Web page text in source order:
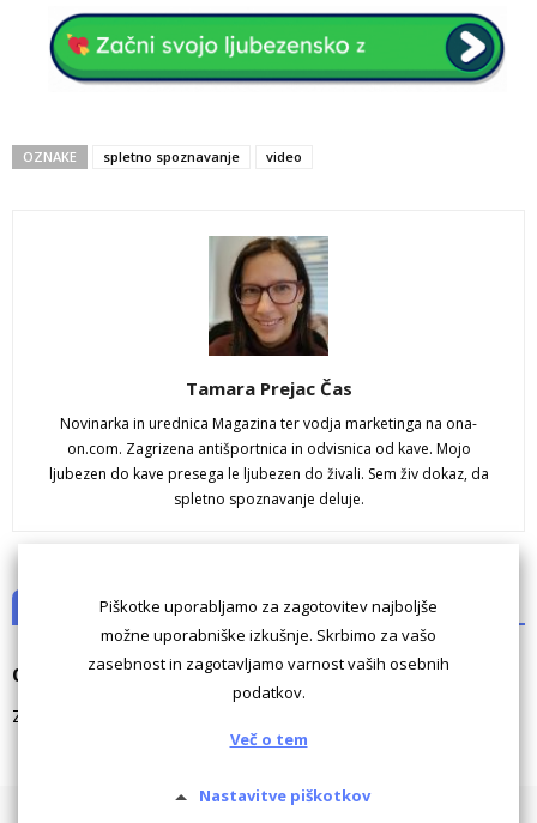
OZNAKE spletno spoznavanje video
Tamara Prejac Čas
Novinarka in urednica Magazina ter vodja marketinga na ona-
on.com. Zagrizena antišportnica in odvisnica od kave. Mojo
ljubezen do kave presega le ljubezen do živali. Sem živ dokaz, da
spletno spoznavanje deluje.
NI KOMENTARJEV
Odgovori
Za komentiranje morate biti
Piškotke uporabljamo za zagotovitev najboljše
možne uporabniške izkušnje. Skrbimo za vašo
zasebnost in zagotavljamo varnost vaših osebnih
podatkov.
Več o tem
Nastavitve piškotkov